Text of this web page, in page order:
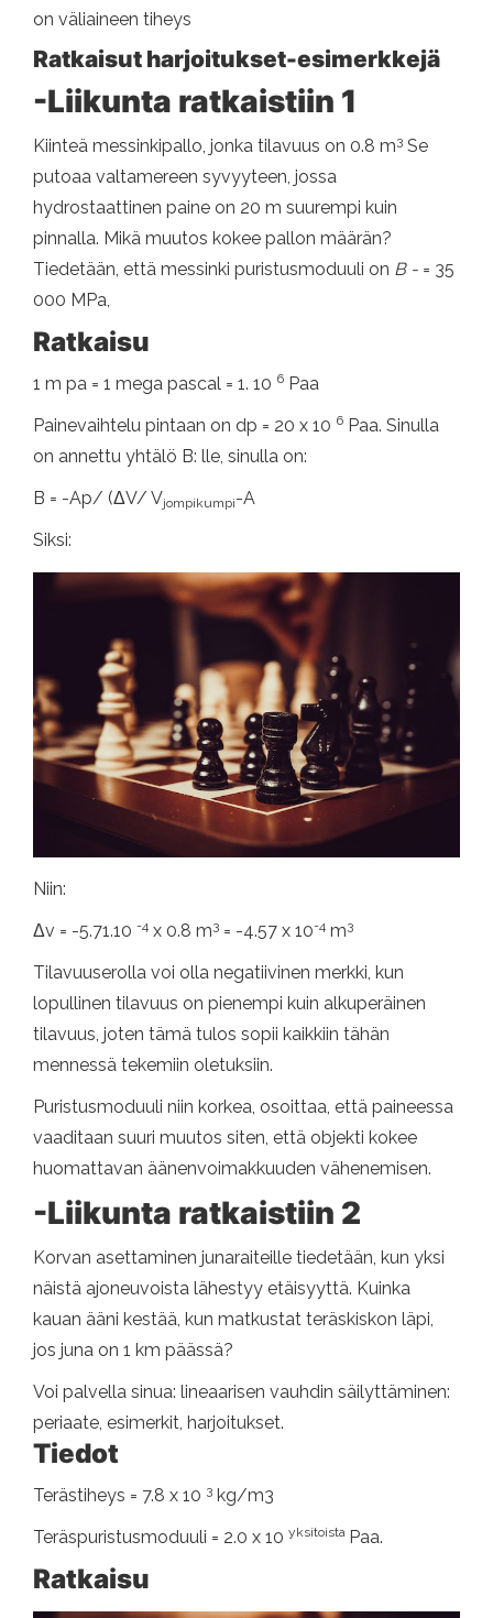
on väliaineen tiheys
Ratkaisut harjoitukset-esimerkkejä
-Liikunta ratkaistiin 1
Kiinteä messinkipallo, jonka tilavuus on 0.8 m3 Se
putoaa valtamereen syvyyteen, jossa
hydrostaattinen paine on 20 m suurempi kuin
pinnalla. Mikä muutos kokee pallon määrän?
Tiedetään, että messinki puristusmoduuli on B - = 35
000 MPa,
Ratkaisu
1 m pa = 1 mega pascal = 1. 10 6 Paa
Painevaihtelu pintaan on dp = 20 x 10 6 Paa. Sinulla
on annettu yhtälö B: lle, sinulla on:
B = -Ap/ (ΔV/ Vjompikumpi-A
Siksi:
Niin:
Δv = -5.71.10 -4 x 0.8 m3 = -4.57 x 10-4 m3
Tilavuuserolla voi olla negatiivinen merkki, kun
lopullinen tilavuus on pienempi kuin alkuperäinen
tilavuus, joten tämä tulos sopii kaikkiin tähän
mennessä tekemiin oletuksiin.
Puristusmoduuli niin korkea, osoittaa, että paineessa
vaaditaan suuri muutos siten, että objekti kokee
huomattavan äänenvoimakkuuden vähenemisen.
-Liikunta ratkaistiin 2
Korvan asettaminen junaraiteille tiedetään, kun yksi
näistä ajoneuvoista lähestyy etäisyyttä. Kuinka
kauan ääni kestää, kun matkustat teräskiskon läpi,
jos juna on 1 km päässä?
Voi palvella sinua: lineaarisen vauhdin säilyttäminen:
periaate, esimerkit, harjoitukset.
Tiedot
Terästiheys = 7.8 x 10 3 kg/m3
Teräspuristusmoduuli = 2.0 x 10 yksitoista Paa.
Ratkaisu